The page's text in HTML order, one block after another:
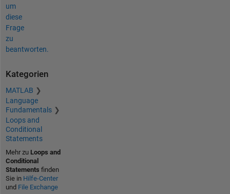
um
diese
Frage
zu
beantworten.
Kategorien
MATLAB
Language
Fundamentals
Loops and
Conditional
Statements
Mehr zu Loops and
Conditional
Statements finden
Sie in Hilfe-Center
und File Exchange